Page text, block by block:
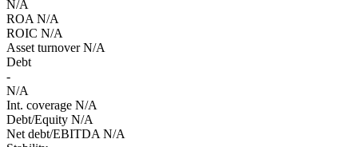
N/A
ROA N/A
ROIC N/A
Asset turnover N/A
Debt
-
N/A
Int. coverage N/A
Debt/Equity N/A
Net debt/EBITDA N/A